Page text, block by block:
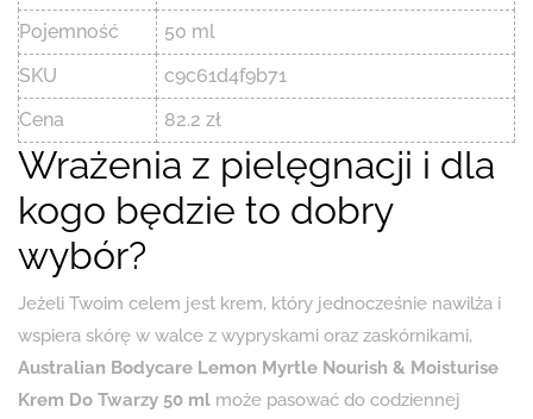
Pojemność
50 ml
SKU
c9c61d4f9b71
Cena
82.2 zł
Wrażenia z pielęgnacji i dla
kogo będzie to dobry
wybór?
Jeżeli Twoim celem jest krem, który jednocześnie nawilża i
wspiera skórę w walce z wypryskami oraz zaskórnikami,
Australian Bodycare Lemon Myrtle Nourish & Moisturise
Krem Do Twarzy 50 ml może pasować do codziennej